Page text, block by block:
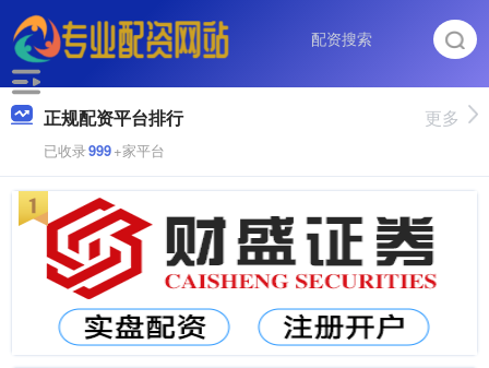
正规配资平台排行
已收录999+家平台
更多